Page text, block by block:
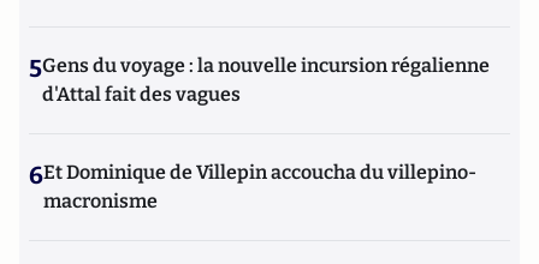
5Gens du voyage : la nouvelle incursion régalienne
d'Attal fait des vagues
6Et Dominique de Villepin accoucha du villepino-
macronisme